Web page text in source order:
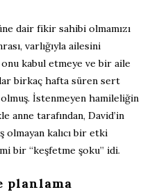
dair fikir sahibi olmamızı
varlığıyla ailesini
onu kabul etmeye ve bir aile
birkaç hafta süren sert
İstenmeyen hamileliğin
tarafından, David’in
olmayan kalıcı bir etki
bir “keşfetme şoku” idi.
planlama